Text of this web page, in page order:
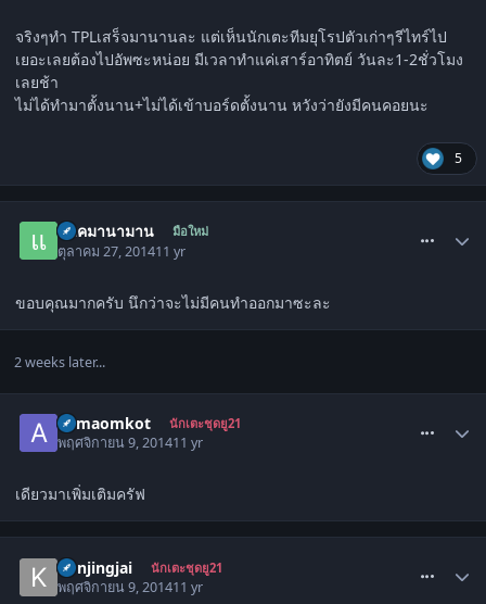
จริงๆทำ TPLเสร็จมานานละ แต่เห็นนักเตะทีมยุโรปตัวเก่าๆรีไทร์ไป
เยอะเลยต้องไปอัพซะหน่อย มีเวลาทำแค่เสาร์อาทิตย์ วันละ1-2ชั่วโมง
เลยช้า
ไม่ได้ทำมาตั้งนาน+ไม่ได้เข้าบอร์ดตั้งนาน หวังว่ายังมีคนคอยนะ
5
แมคมานามาน มือใหม่
ตุลาคม 27, 201411 yr
ขอบคุณมากครับ นึกว่าจะไม่มีคนทำออกมาซะละ
2 weeks later...
aomaomkot นักเตะชุดยู21
พฤศจิกายน 9, 201411 yr
เดียวมาเพิ่มเติมครัฟ
konjingjai นักเตะชุดยู21
พฤศจิกายน 9, 201411 yr